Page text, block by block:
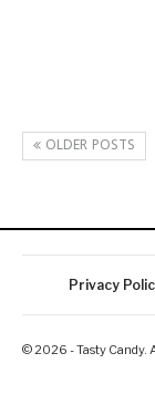
OLDER POSTS
Privacy
© 2026 - Tasty Candy.